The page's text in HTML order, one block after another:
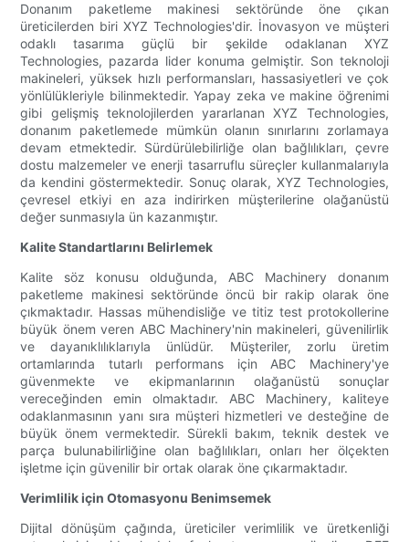
Donanım paketleme makinesi sektöründe öne çıkan
üreticilerden biri XYZ Technologies'dir. İnovasyon ve müşteri
odaklı tasarıma güçlü bir şekilde odaklanan XYZ
Technologies, pazarda lider konuma gelmiştir. Son teknoloji
makineleri, yüksek hızlı performansları, hassasiyetleri ve çok
yönlülükleriyle bilinmektedir. Yapay zeka ve makine öğrenimi
gibi gelişmiş teknolojilerden yararlanan XYZ Technologies,
donanım paketlemede mümkün olanın sınırlarını zorlamaya
devam etmektedir. Sürdürülebilirliğe olan bağlılıkları, çevre
dostu malzemeler ve enerji tasarruflu süreçler kullanmalarıyla
da kendini göstermektedir. Sonuç olarak, XYZ Technologies,
çevresel etkiyi en aza indirirken müşterilerine olağanüstü
değer sunmasıyla ün kazanmıştır.
Kalite Standartlarını Belirlemek
Kalite söz konusu olduğunda, ABC Machinery donanım
paketleme makinesi sektöründe öncü bir rakip olarak öne
çıkmaktadır. Hassas mühendisliğe ve titiz test protokollerine
büyük önem veren ABC Machinery'nin makineleri, güvenilirlik
ve dayanıklılıklarıyla ünlüdür. Müşteriler, zorlu üretim
ortamlarında tutarlı performans için ABC Machinery'ye
güvenmekte ve ekipmanlarının olağanüstü sonuçlar
vereceğinden emin olmaktadır. ABC Machinery, kaliteye
odaklanmasının yanı sıra müşteri hizmetleri ve desteğine de
büyük önem vermektedir. Sürekli bakım, teknik destek ve
parça bulunabilirliğine olan bağlılıkları, onları her ölçekten
işletme için güvenilir bir ortak olarak öne çıkarmaktadır.
Verimlilik için Otomasyonu Benimsemek
Dijital dönüşüm çağında, üreticiler verimlilik ve üretkenliği